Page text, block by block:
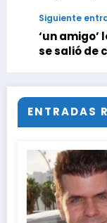
Siguiente
‘un amigo’
se salió de
ENTRADAS